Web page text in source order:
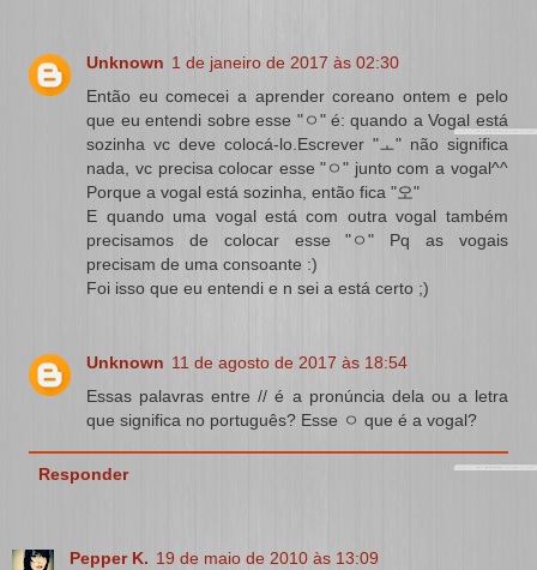
Unknown 1 de janeiro de 2017 às 02:30
Então eu comecei a aprender coreano ontem e pelo
que eu entendi sobre esse "ㅇ" é: quando a Vogal está
sozinha vc deve colocá-lo.Escrever "ㅗ" não significa
nada, vc precisa colocar esse "ㅇ" junto com a vogal^^
Porque a vogal está sozinha, então fica "오"
E quando uma vogal está com outra vogal também
precisamos de colocar esse "ㅇ" Pq as vogais
precisam de uma consoante :)
Foi isso que eu entendi e n sei a está certo ;)
Unknown 11 de agosto de 2017 às 18:54
Essas palavras entre // é a pronúncia dela ou a letra
que significa no português? Esse ㅇ que é a vogal?
Responder
Pepper K. 19 de maio de 2010 às 13:09